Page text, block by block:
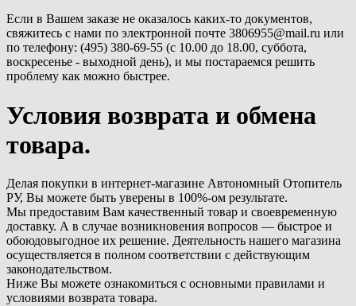
Если в Вашем заказе не оказалось каких-то документов,
свяжитесь с нами по электронной почте 3806955@mail.ru или
по телефону: (495) 380-69-55 (с 10.00 до 18.00, суббота,
воскресенье - выходной день), и мы постараемся решить
проблему как можно быстрее.
Условия возврата и обмена
товара.
Делая покупки в интернет-магазине Автономный Отопитель
РУ, Вы можете быть уверены в 100%-ом результате.
Мы предоставим Вам качественный товар и своевременную
доставку. А в случае возникновения вопросов — быстрое и
обоюдовыгодное их решение. Деятельность нашего магазина
осуществляется в полном соответствии с действующим
законодательством.
Ниже Вы можете ознакомиться с основными правилами и
условиями возврата товара.